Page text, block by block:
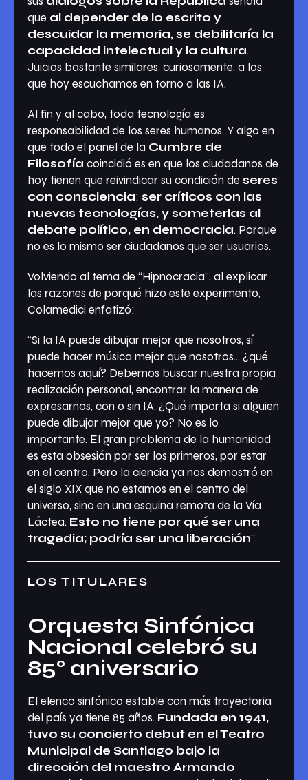
que al depender de lo escrito y
descuidar la memoria, se debilitaría la
capacidad intelectual y la cultura.
Juicios bastante similares, curiosamente, a los
que hoy escuchamos en torno a las IA.
Al fin y al cabo, toda tecnología es
responsabilidad de los seres humanos. Y algo en
que todo el panel de la Cumbre de
Filosofía coincidió es en que los ciudadanos de
hoy tienen que reivindicar su condición de seres
con consciencia: ser críticos con las
nuevas tecnologías, y someterlas al
debate político, en democracia. Porque
no es lo mismo ser ciudadanos que ser usuarios.
Volviendo al tema de “Hipnocracia”, al explicar
las razones de porqué hizo este experimento,
Colamedici enfatizó:
“Si la IA puede dibujar mejor que nosotros, sí
puede hacer música mejor que nosotros… ¿qué
hacemos aquí? Debemos buscar nuestra propia
realización personal, encontrar la manera de
expresarnos, con o sin IA. ¿Qué importa si alguien
puede dibujar mejor que yo? No es lo
importante. El gran problema de la humanidad
es esta obsesión por ser los primeros, por estar
en el centro. Pero la ciencia ya nos demostró en
el siglo XIX que no estamos en el centro del
universo, sino en una esquina remota de la Vía
Láctea. Esto no tiene por qué ser una
tragedia; podría ser una liberación”.
LOS TITULARES
Orquesta Sinfónica
Nacional celebró su
85° aniversario
El elenco sinfónico estable con más trayectoria
del país ya tiene 85 años. Fundada en 1941,
tuvo su concierto debut en el Teatro
Municipal de Santiago bajo la
dirección del maestro Armando